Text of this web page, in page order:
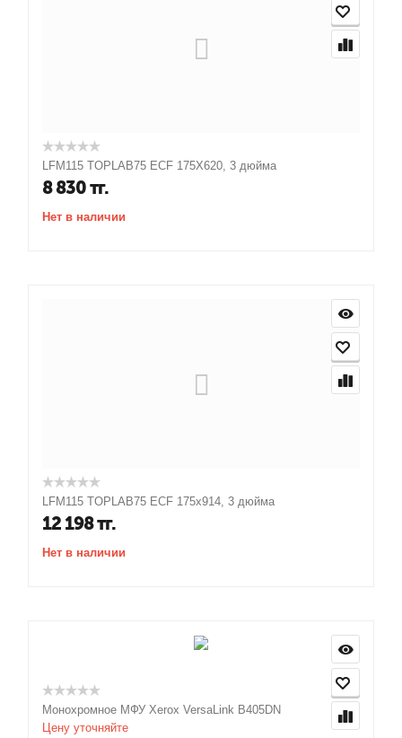
LFM115 TOPLAB75 ECF 175X620, 3 дюйма
8 830тг.
Нет в наличии
LFM115 TOPLAB75 ECF 175x914, 3 дюйма
12 198тг.
Нет в наличии
Монохромное МФУ Xerox VersaLink B405DN
Цену уточняйте